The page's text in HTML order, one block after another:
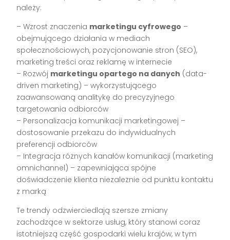
należy:
– Wzrost znaczenia marketingu cyfrowego –
obejmującego działania w mediach
społecznościowych, pozycjonowanie stron (SEO),
marketing treści oraz reklamę w internecie
– Rozwój marketingu opartego na danych (data-
driven marketing) – wykorzystującego
zaawansowaną analitykę do precyzyjnego
targetowania odbiorców
– Personalizacja komunikacji marketingowej –
dostosowanie przekazu do indywidualnych
preferencji odbiorców
– Integracja różnych kanałów komunikacji (marketing
omnichannel) – zapewniająca spójne
doświadczenie klienta niezależnie od punktu kontaktu
z marką
Te trendy odzwierciedlają szersze zmiany
zachodzące w sektorze usług, który stanowi coraz
istotniejszą część gospodarki wielu krajów, w tym